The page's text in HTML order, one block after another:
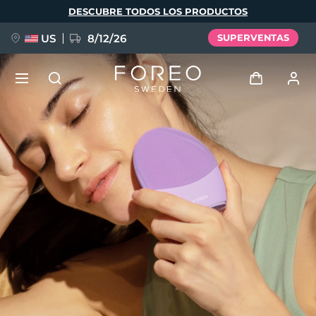
DESCUBRE TODOS LOS PRODUCTOS
US 8/12/26 SUPERVENTAS
Perfil de usuario
Mis dispositivos
Mis pedidos
Mis direcciones
Mis suscripciones
NUEVO
FAQ™ Pure Beauty-Tech Elixir
BREAKING NEWS
issa™ Teeth Whitening Set
Idioma
English Deutsch
Español
Français
Italiano
Português
Svenska
Русский
Türkçe
简体中文 繁體中文